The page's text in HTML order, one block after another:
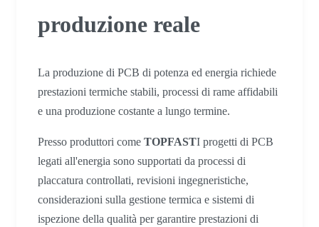
produzione reale
La produzione di PCB di potenza ed energia richiede
prestazioni termiche stabili, processi di rame affidabili
e una produzione costante a lungo termine.
Presso produttori come TOPFASTI progetti di PCB
legati all'energia sono supportati da processi di
placcatura controllati, revisioni ingegneristiche,
considerazioni sulla gestione termica e sistemi di
ispezione della qualità per garantire prestazioni di